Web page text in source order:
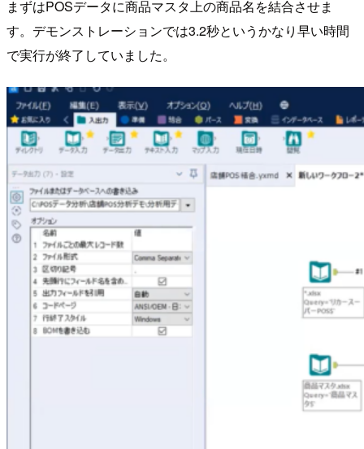
まずはPOSデータに商品マスタ上の商品名を結合させま
す。デモンストレーションでは3.2秒というかなり早い時間
で実行が終了していました。